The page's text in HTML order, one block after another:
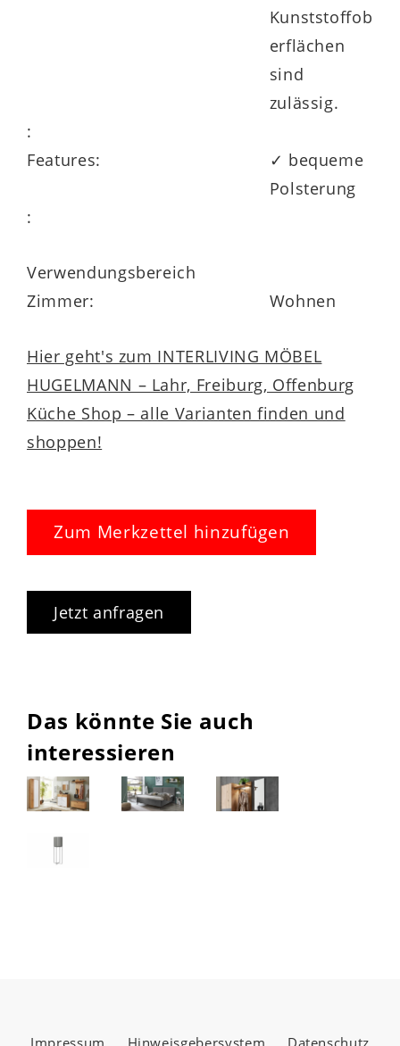
Kunststoffob
erflächen
sind
zulässig.
:
Features:
✓ bequeme
Polsterung
:
Verwendungsbereich
Zimmer:
Wohnen
Hier geht's zum INTERLIVING MÖBEL
HUGELMANN – Lahr, Freiburg, Offenburg
Küche Shop – alle Varianten finden und
shoppen!
Zum Merkzettel hinzufügen
Jetzt anfragen
Das könnte Sie auch
interessieren
Impressum Hinweisgebersystem Datenschutz